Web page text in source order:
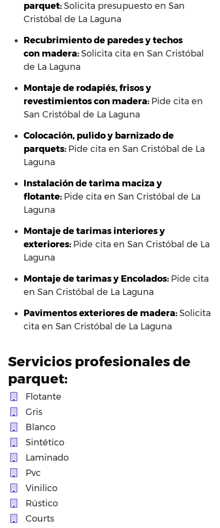
parquet:Solicita presupuesto en San
Cristóbal de La Laguna
Recubrimiento de paredes y techos
con madera:Solicita cita en San Cristóbal
de La Laguna
Montaje de rodapiés, frisos y
revestimientos con madera: Pide cita en
San Cristóbal de La Laguna
Colocación, pulido y barnizado de
parquets: Pide cita en San Cristóbal de La
Laguna
Instalación de tarima maciza y
flotante: Pide cita en San Cristóbal de La
Laguna
Montaje de tarimas interiores y
exteriores: Pide cita en San Cristóbal de La
Laguna
Montaje de tarimas y Encolados: Pide cita
en San Cristóbal de La Laguna
Pavimentos exteriores de madera:Solicita
cita en San Cristóbal de La Laguna
Servicios profesionales de
parquet:
Flotante
Gris
Blanco
Sintético
Laminado
Pvc
Vinilico
Rústico
Courts